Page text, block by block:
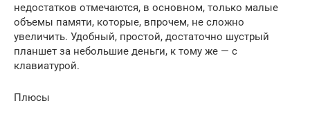
недостатков отмечаются, в основном, только малые
объемы памяти, которые, впрочем, не сложно
увеличить. Удобный, простой, достаточно шустрый
планшет за небольшие деньги, к тому же — с
клавиатурой.
Плюсы